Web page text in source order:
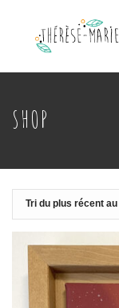
SHOP